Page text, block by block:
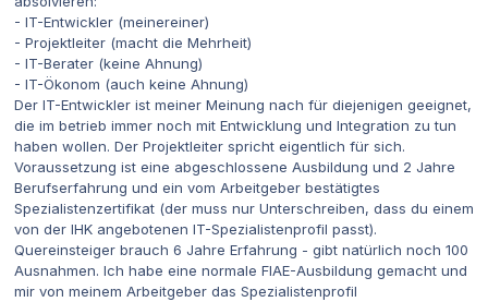
- IT-Entwickler (meinereiner)
- Projektleiter (macht die Mehrheit)
- IT-Berater (keine Ahnung)
- IT-Ökonom (auch keine Ahnung)
Der IT-Entwickler ist meiner Meinung nach für diejenigen geeignet,
die im betrieb immer noch mit Entwicklung und Integration zu tun
haben wollen. Der Projektleiter spricht eigentlich für sich.
Voraussetzung ist eine abgeschlossene Ausbildung und 2 Jahre
Berufserfahrung und ein vom Arbeitgeber bestätigtes
Spezialistenzertifikat (der muss nur Unterschreiben, dass du einem
von der IHK angebotenen IT-Spezialistenprofil passt).
Quereinsteiger brauch 6 Jahre Erfahrung - gibt natürlich noch 100
Ausnahmen. Ich habe eine normale FIAE-Ausbildung gemacht und
mir von meinem Arbeitgeber das Spezialistenprofil